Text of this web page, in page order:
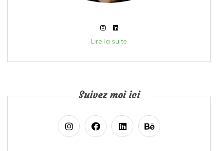
Lire la suite
Suivez moi ici